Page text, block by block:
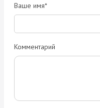
Ваше имя*
Комментарий